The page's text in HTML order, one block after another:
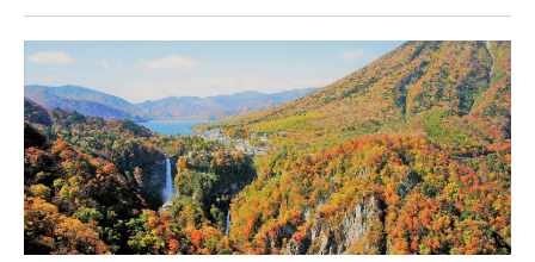
元食材にこだわったレストランなど、多彩な魅力が満載です。黒川温
泉の新たな楽しみとしてチェックしてみてください。